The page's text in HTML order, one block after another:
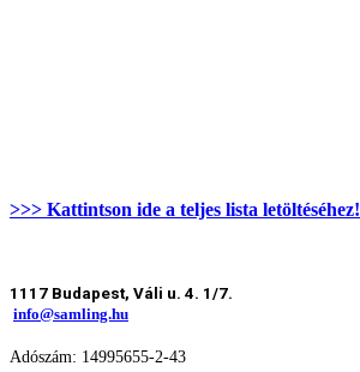
>>> Kattintson ide a teljes lista letöltéséhez!
1117 Budapest, Váli u. 4. 1/7.
info@samling.hu
Adószám: 14995655-2-43